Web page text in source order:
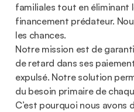
familiales tout en éliminant
financement prédateur.
les chances.
Notre mission est de
de retard dans ses
expulsé. Notre solution
du besoin primaire de
C’est pourquoi nous avons